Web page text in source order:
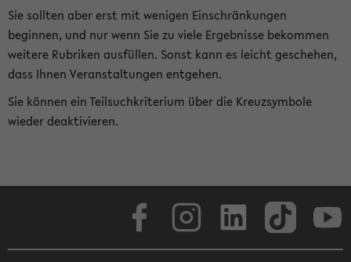
Sie sollten aber erst mit wenigen Einschränkungen
beginnen, und nur wenn Sie zu viele Ergebnisse bekommen
weitere Rubriken ausfüllen. Sonst kann es leicht geschehen,
dass Ihnen Veranstaltungen entgehen.
Sie können ein Teilsuchkriterium über die Kreuzsymbole
wieder deaktivieren.